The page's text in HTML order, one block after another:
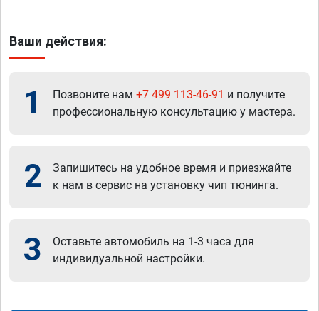
Ваши действия:
1 Позвоните нам +7 499 113-46-91 и получите
профессиональную консультацию у мастера.
2
Запишитесь на удобное время и приезжайте
к нам в сервис на установку чип тюнинга.
3
Оставьте автомобиль на 1-3 часа для
индивидуальной настройки.